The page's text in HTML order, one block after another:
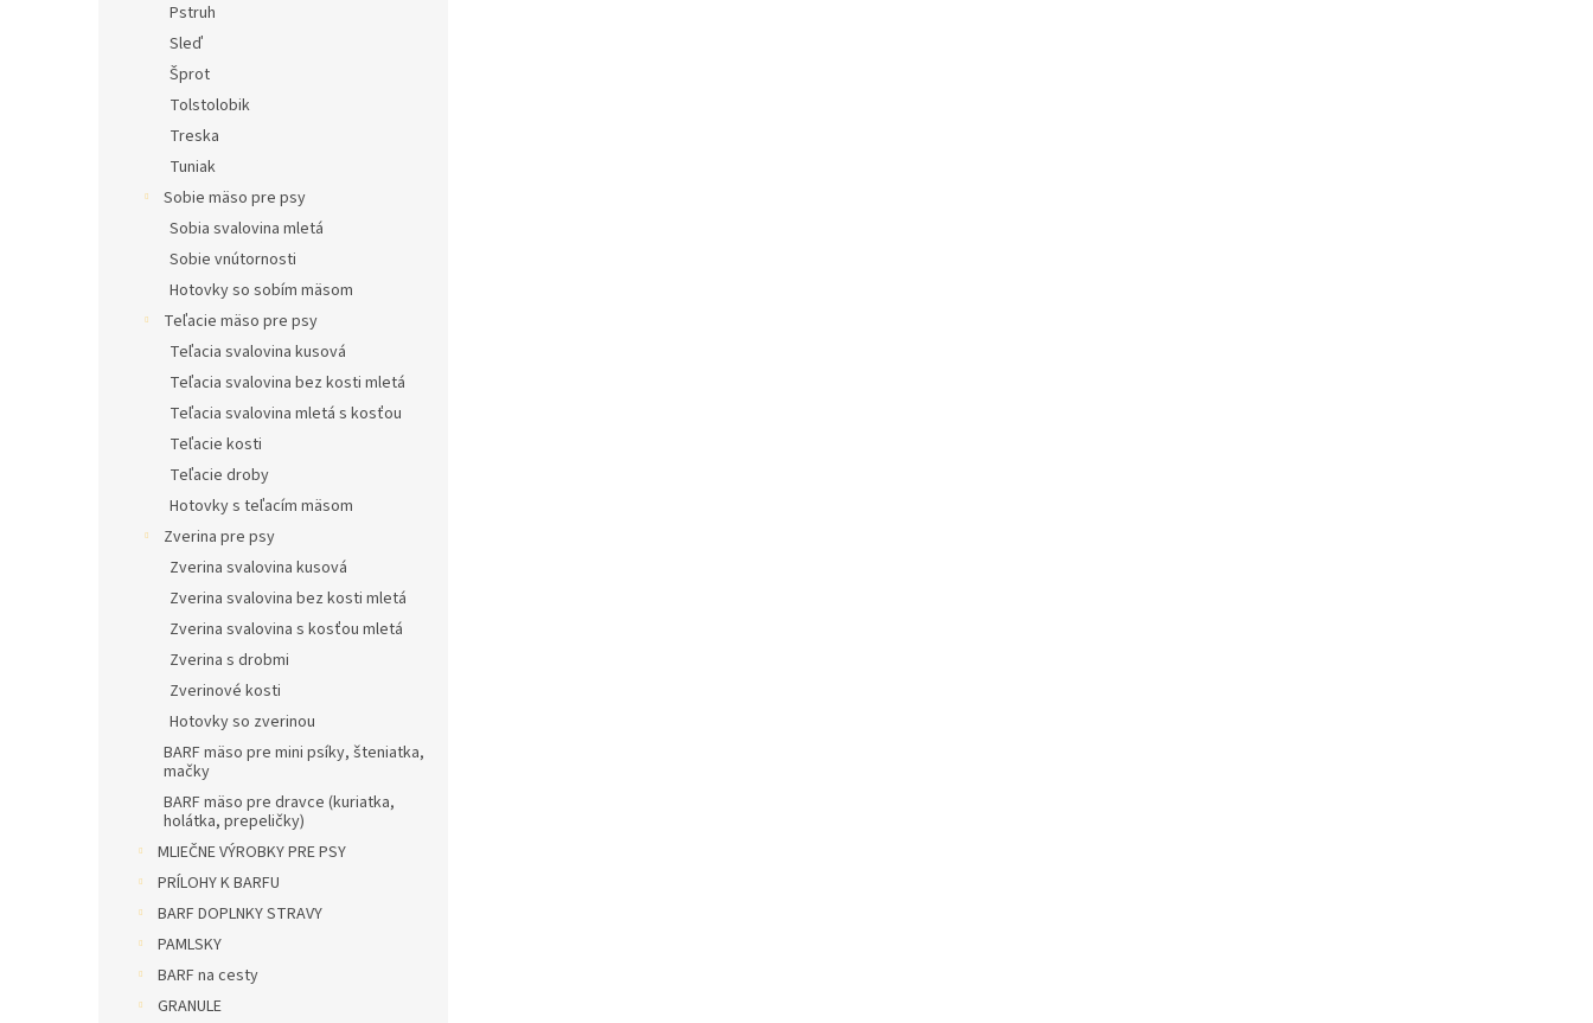
Pstruh
Sleď
Šprot
Tolstolobik
Treska
Tuniak
Sobie mäso pre psy
Sobia svalovina mletá
Sobie vnútornosti
Hotovky so sobím mäsom
Teľacie mäso pre psy
Teľacia svalovina kusová
Teľacia svalovina bez kosti mletá
Teľacia svalovina mletá s kosťou
Teľacie kosti
Teľacie droby
Hotovky s teľacím mäsom
Zverina pre psy
Zverina svalovina kusová
Zverina svalovina bez kosti mletá
Zverina svalovina s kosťou mletá
Zverina s drobmi
Zverinové kosti
Hotovky so zverinou
BARF mäso pre mini psíky, šteniatka,
mačky
BARF mäso pre dravce (kuriatka,
holátka, prepeličky)
MLIEČNE VÝROBKY PRE PSY
PRÍLOHY K BARFU
BARF DOPLNKY STRAVY
PAMLSKY
BARF na cesty
GRANULE